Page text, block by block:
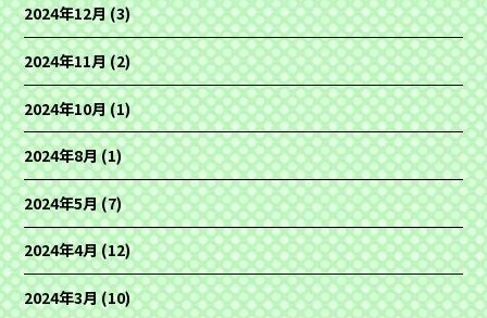
2024年12月(3)
2024年11月(2)
2024年10月(1)
2024年8月(1)
2024年5月(7)
2024年4月(12)
2024年3月(10)